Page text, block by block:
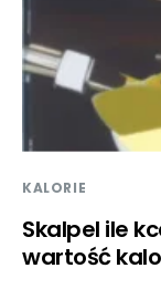
KALORIE
Skalpel ile
wartość